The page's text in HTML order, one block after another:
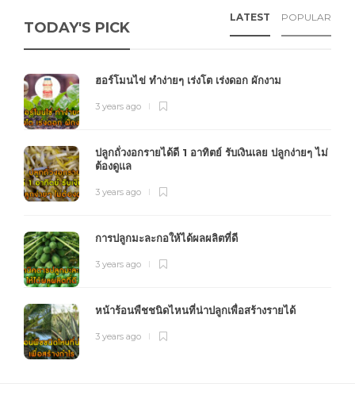
TODAY'S PICK
LATEST POPULAR
ฮอร์โมนไข่ ทำง่ายๆ เร่งโต เร่งดอก ผักงาม
3 years ago
ปลูกถั่วงอกรายได้ดี 1 อาทิตย์ รับเงินเลย ปลูกง่ายๆ ไม่
ต้องดูแล
3 years ago
การปลูกมะละกอให้ได้ผลผลิตที่ดี
3 years ago
หน้าร้อนพืชชนิดไหนที่น่าปลูกเพื่อสร้างรายได้
3 years ago